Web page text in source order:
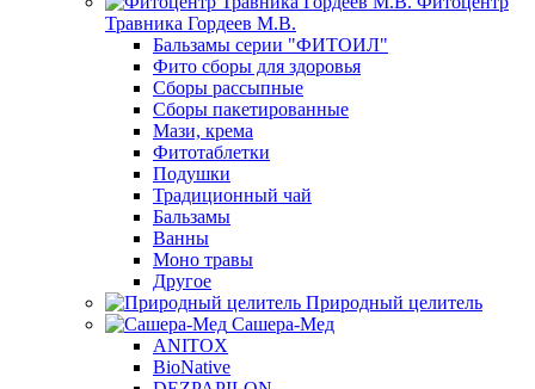
Травника Гордеев М.В.
Бальзамы серии "ФИТОИЛ"
Фито сборы для здоровья
Сборы рассыпные
Сборы пакетированные
Мази, крема
Фитотаблетки
Подушки
Традиционный чай
Бальзамы
Ванны
Моно травы
Другое
Природный целитель
Сашера-Мед
ANITOX
BioNative